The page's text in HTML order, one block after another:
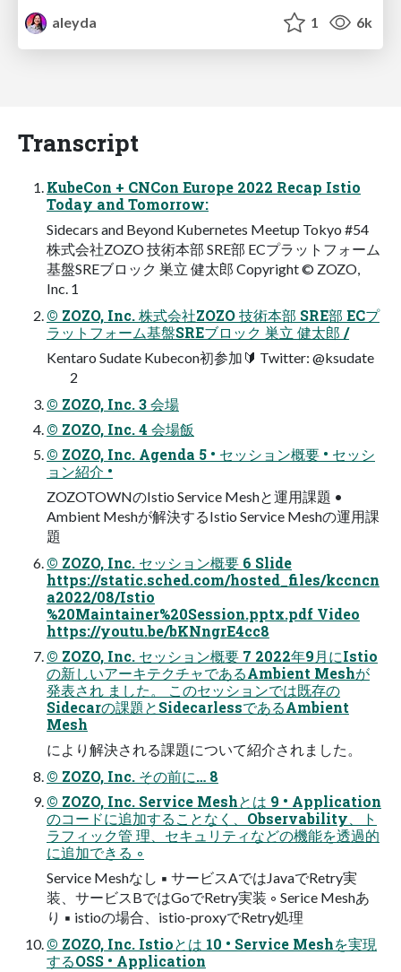
aleyda
1 6k
Transcript
KubeCon + CNCon Europe 2022 Recap Istio
Today and Tomorrow:
Sidecars and Beyond Kubernetes Meetup Tokyo #54
株式会社ZOZO 技術本部 SRE部 ECプラットフォーム
基盤SREブロック 巣立 健太郎 Copyright © ZOZO,
Inc. 1
© ZOZO, Inc. 株式会社ZOZO 技術本部 SRE部 ECプ
ラットフォーム基盤SREブロック 巣立 健太郎 /
Kentaro Sudate Kubecon初参加🔰 Twitter: @ksudate
2
© ZOZO, Inc. 3 会場
© ZOZO, Inc. 4 会場飯
© ZOZO, Inc. Agenda 5 • セッション概要 • セッシ
ョン紹介 •
ZOZOTOWNのIstio Service Meshと運用課題 •
Ambient Meshが解決するIstio Service Meshの運用課
題
© ZOZO, Inc. セッション概要 6 Slide
https://static.sched.com/hosted_files/kccncn
a2022/08/Istio
%20Maintainer%20Session.pptx.pdf Video
https://youtu.be/bKNngrE4cc8
© ZOZO, Inc. セッション概要 7 2022年9月にIstio
の新しいアーキテクチャであるAmbient Meshが
発表され ました。 このセッションでは既存の
Sidecarの課題とSidecarlessであるAmbient
Mesh
により解決される課題について紹介されました。
© ZOZO, Inc. その前に… 8
© ZOZO, Inc. Service Meshとは 9 • Application
のコードに追加することなく、Observability、ト
ラフィック管 理、セキュリティなどの機能を透過的
に追加できる ◦
Service Meshなし ▪ サービスAではJavaでRetry実
装、サービスBではGoでRetry実装 ◦ Serice Meshあ
り ▪ istioの場合、istio-proxyでRetry処理
© ZOZO, Inc. Istioとは 10 • Service Meshを実現
するOSS • Application